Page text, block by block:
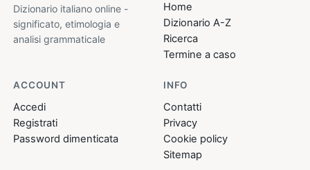
Dizionario italiano online -
significato, etimologia e
analisi grammaticale
Home
Dizionario A-Z
Ricerca
Termine a caso
ACCOUNT
Accedi
Registrati
Password dimenticata
INFO
Contatti
Privacy
Cookie policy
Sitemap